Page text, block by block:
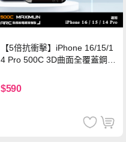
【5倍抗衝擊】iPhone 16/15/1
4 Pro 500C 3D曲面全覆蓋鋼化
保護貼
$590